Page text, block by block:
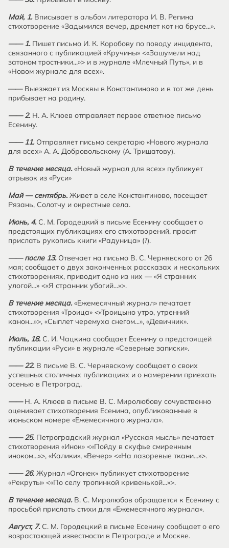
Май, 1. Вписывает в альбом литератора И. В. Репина
стихотворение «Задымился вечер, дремлет кот на брусе...».
—— 1. Пишет письмо И. К. Коробову по поводу инцидента,
связанного с публикацией «Кручины» <«Зашумели над
затоном тростники...»> и в журнале «Млечный Путь», и в
«Новом журнале для всех».
——Выезжает из Москвы в Константиново и в тот же день
прибывает на родину.
—— 2. Н. А. Клюев отправляет первое ответное письмо
Есенину.
—— 11.Отправляет письмо секретарю «Нового журнала
для всех» А. А. Добровольскому (А. Тришатову).
В течение месяца.«Новый журнал для всех» публикует
отрывок из «Руси»
Май — сентябрь.Живет в селе Константиново, посещает
Рязань, Солотчу и окрестные села.
Июнь, 4. С. М. Городецкий в письме Есенину сообщает о
предстоящих публикациях его стихотворений, просит
прислать рукопись книги «Радуница» (?).
—— после 13. Отвечает на письмо В. С. Чернявского от 26
мая; сообщает о двух законченных рассказах и нескольких
стихотворениях, приводит одно из них — «Я странник
улогой...» <«Я странник убогий...»>.
В течение месяца.«Ежемесячный журнал» печатает
стихотворения «Троица» <«Троицыно утро, утренний
канон...»>, «Сыплет черемуха снегом...», «Девичник».
Июль, 18.С. И. Чацкина сообщает Есенину о предстоящей
публикации «Руси» в журнале «Северные записки».
—— 22.В письме В. С. Чернявскому сообщает о своих
успешных столичных публикациях и о намерении приехать
осенью в Петроград.
——Н. А. Клюев в письме В. С. Миролюбову сочувственно
оценивает стихотворения Есенина, опубликованные в
июньском номере «Ежемесячного журнала».
—— 25. Петроградский журнал «Русская мысль» печатает
стихотворения «Инок» <«Пойду в скуфье смиренным
иноком...»>, «Калики», «Вечер» <«На лазоревые ткани...»>.
—— 26.Журнал «Огонек» публикует стихотворение
«Рекруты» <«По селу тропинкой кривенькой...»>.
В течение месяца. В. С. Миролюбов обращается к Есенину с
просьбой прислать стихи для «Ежемесячного журнала».
Август, 7.С. М. Городецкий в письме Есенину сообщает о его
возрастающей известности в Петрограде и Москве.